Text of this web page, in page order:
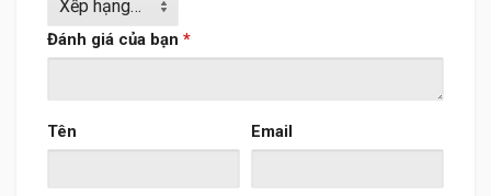
Đánh giá của bạn *
Tên Email